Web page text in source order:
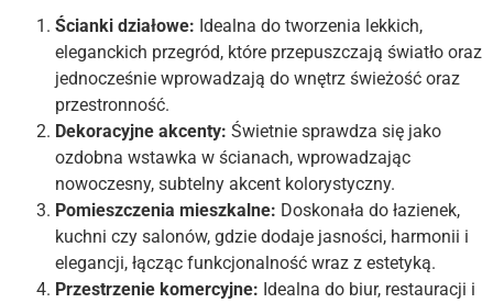
Ścianki działowe: Idealna do tworzenia lekkich,
eleganckich przegród, które przepuszczają światło oraz
jednocześnie wprowadzają do wnętrz świeżość oraz
przestronność.
Dekoracyjne akcenty: Świetnie sprawdza się jako
ozdobna wstawka w ścianach, wprowadzając
nowoczesny, subtelny akcent kolorystyczny.
Pomieszczenia mieszkalne: Doskonała do łazienek,
kuchni czy salonów, gdzie dodaje jasności, harmonii i
elegancji, łącząc funkcjonalność wraz z estetyką.
Przestrzenie komercyjne: Idealna do biur, restauracji i